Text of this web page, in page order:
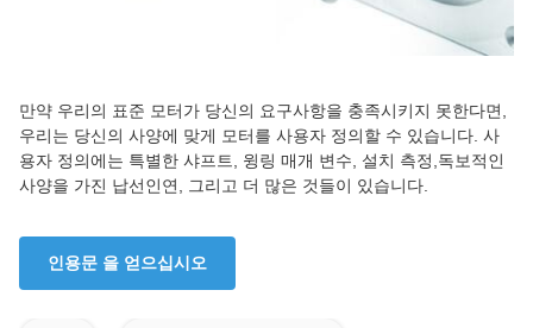
만약 우리의 표준 모터가 당신의 요구사항을 충족시키지 못한다면,
우리는 당신의 사양에 맞게 모터를 사용자 정의할 수 있습니다. 사
용자 정의에는 특별한 샤프트, 윙링 매개 변수, 설치 측정,독보적인
사양을 가진 납선인연, 그리고 더 많은 것들이 있습니다.
인용문 을 얻으십시오